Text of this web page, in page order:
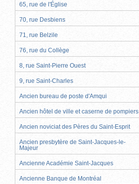
65, rue de l'Église
70, rue Desbiens
71, rue Belzile
76, rue du Collège
8, rue Saint-Pierre Ouest
9, rue Saint-Charles
Ancien bureau de poste d'Amqui
Ancien hôtel de ville et caserne de pompiers
Ancien noviciat des Pères du Saint-Esprit
Ancien presbytère de Saint-Jacques-le-
Majeur
Ancienne Académie Saint-Jacques
Ancienne Banque de Montréal